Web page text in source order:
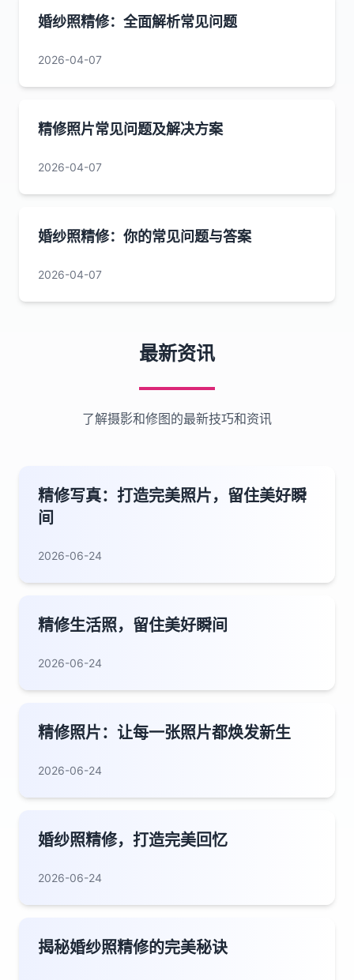
婚纱照精修：全面解析常见问题
2026-04-07
精修照片常见问题及解决方案
2026-04-07
婚纱照精修：你的常见问题与答案
2026-04-07
最新资讯
了解摄影和修图的最新技巧和资讯
精修写真：打造完美照片，留住美好瞬
间
2026-06-24
精修生活照，留住美好瞬间
2026-06-24
精修照片：让每一张照片都焕发新生
2026-06-24
婚纱照精修，打造完美回忆
2026-06-24
揭秘婚纱照精修的完美秘诀